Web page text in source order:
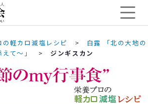
の軽カロ減塩レシピ > 白露 「北の大地の
て～」
> ジンギスカン